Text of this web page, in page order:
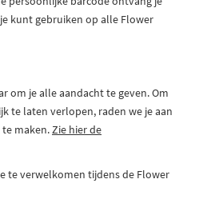
kunt gebruiken op alle Flower
om je alle aandacht te geven. Om
te laten verlopen, raden we je aan
maken.Zie hier de
te verwelkomen tijdens de Flower